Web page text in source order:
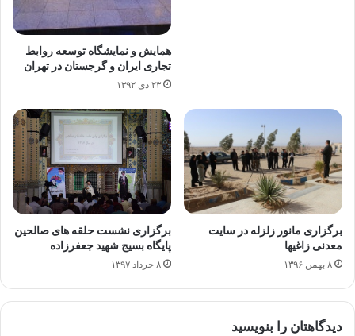
همایش و نمایشگاه توسعه روابط
تجاری ایران و گرجستان در تهران
۲۳ دی ۱۳۹۲
برگزاری مانور زلزله در سایت
معدنی زاغیها
۸ بهمن ۱۳۹۶
برگزاری نشست حلقه های صالحین
پایگاه بسیج شهید جعفرزاده
۸ خرداد ۱۳۹۷
دیدگاهتان را بنویسید